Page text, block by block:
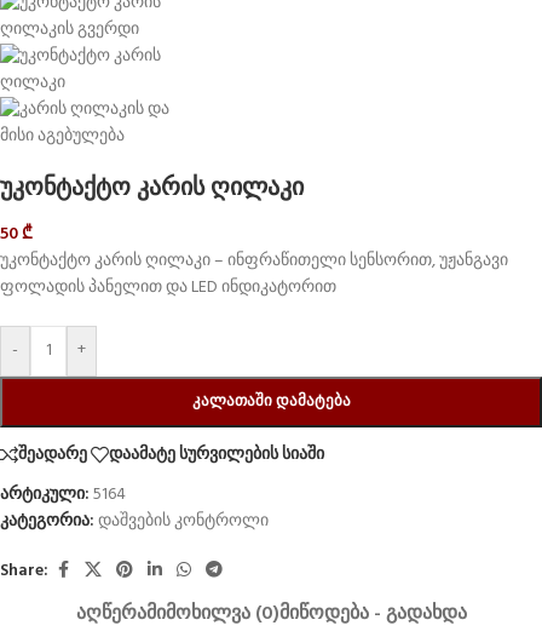
უკონტაქტო კარის ღილაკი
50₾
უკონტაქტო კარის ღილაკი – ინფრაწითელი სენსორით, უჟანგავი
ფოლადის პანელით და LED ინდიკატორით
- +
ᲙᲐᲚᲐᲗᲐᲨᲘ ᲓᲐᲛᲐᲢᲔᲑᲐ
შეადარე
დაამატე სურვილების სიაში
არტიკული:5164
კატეგორია:დაშვების კონტროლი
Share:
ᲐᲦᲬᲔᲠᲐᲛᲘᲛᲝᲮᲘᲚᲕᲐ (0)ᲛᲘᲬᲝᲓᲔᲑᲐ - ᲒᲐᲓᲐᲮᲓᲐ